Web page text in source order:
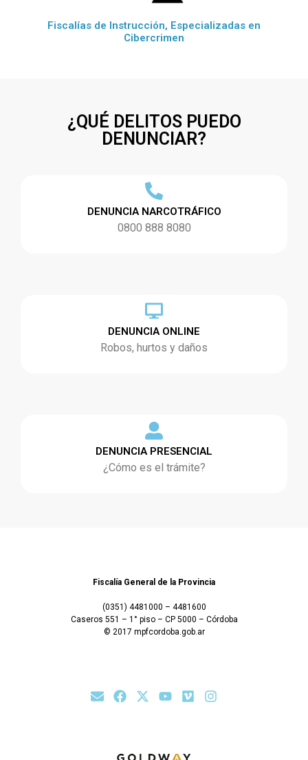
Fiscalías de Instrucción, Especializadas en
Cibercrimen
¿QUÉ DELITOS PUEDO
DENUNCIAR?
DENUNCIA NARCOTRÁFICO
0800 888 8080
DENUNCIA ONLINE
Robos, hurtos y daños
DENUNCIA PRESENCIAL
¿Cómo es el trámite?
Fiscalía General de la Provincia
(0351) 4481000 – 4481600
Caseros 551 – 1° piso – CP 5000 – Córdoba
© 2017 mpfcordoba.gob.ar